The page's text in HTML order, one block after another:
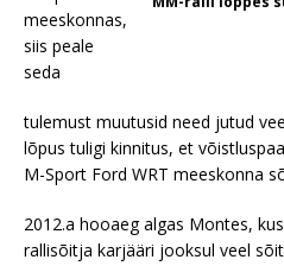
meeskonnas,
siis peale
seda
tulemust muutusid need jutud
lõpus tuligi kinnitus, et
M-Sport Ford WRT meeskonna
2012.a hooaeg algas Montes,
rallisõitja karjääri jooksul veel